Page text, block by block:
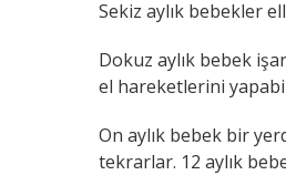
Sekiz aylık bebekler
Dokuz aylık bebek
el hareketlerini
On aylık bebek bir
tekrarlar. 12 aylık